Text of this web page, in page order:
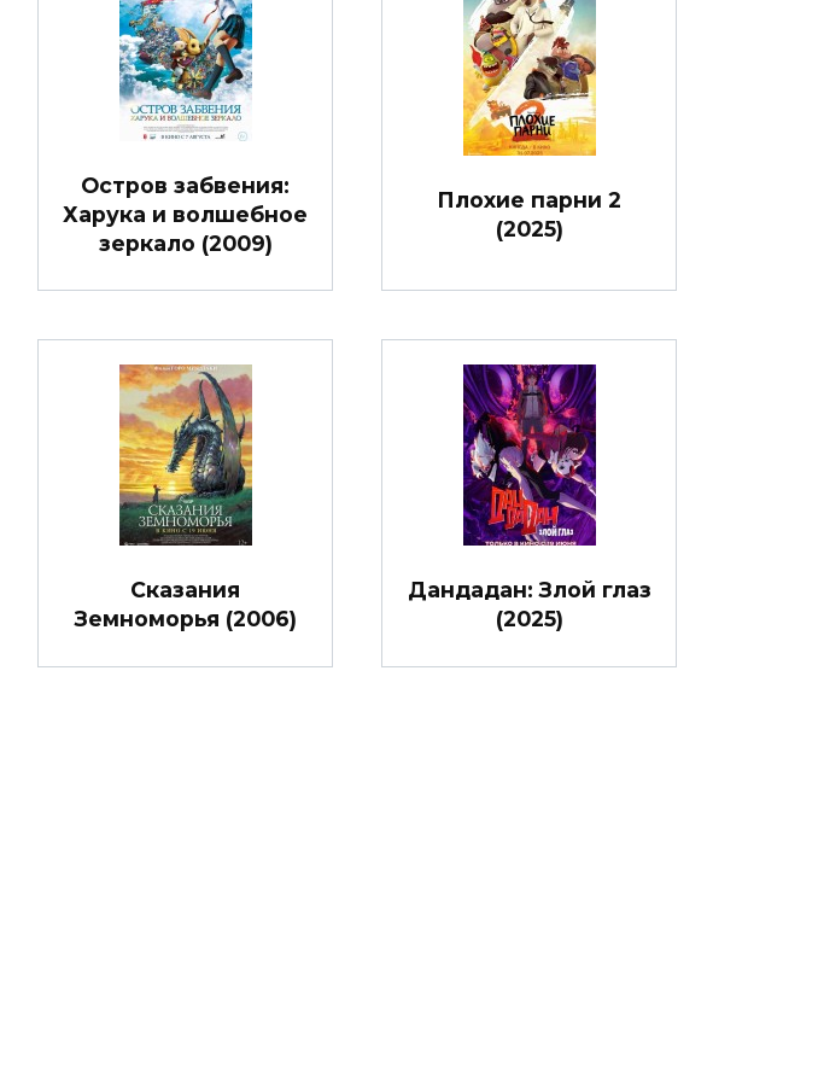
Остров забвения:
Харука и волшебное
зеркало (2009)
Плохие парни 2
(2025)
Сказания
Земноморья (2006)
Дандадан: Злой глаз
(2025)